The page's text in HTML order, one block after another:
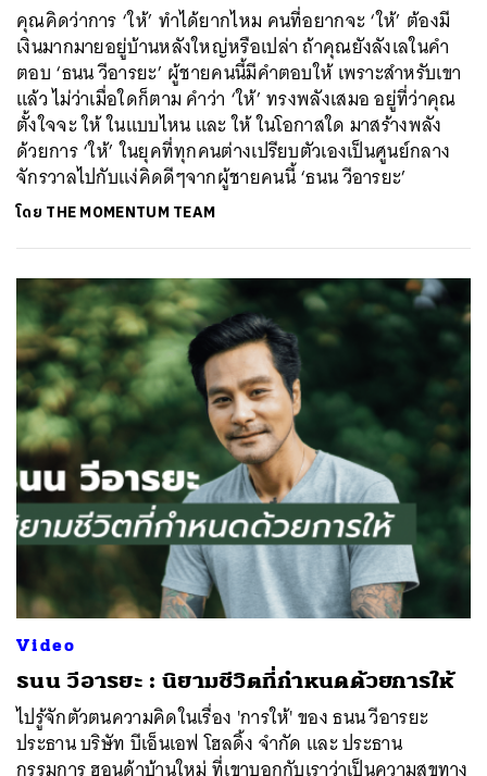
คุณคิดว่าการ ‘ให้’ ทำได้ยากไหม คนที่อยากจะ ‘ให้’ ต้องมี
เงินมากมายอยู่บ้านหลังใหญ่หรือเปล่า ถ้าคุณยังลังเลในคำ
ตอบ ‘ธนน วีอารยะ’ ผู้ชายคนนี้มีคำตอบให้ เพราะสำหรับเขา
แล้ว ไม่ว่าเมื่อใดก็ตาม คำว่า ‘ให้’ ทรงพลังเสมอ อยู่ที่ว่าคุณ
ตั้งใจจะ ให้ ในแบบไหน และ ให้ ในโอกาสใด มาสร้างพลัง
ด้วยการ ‘ให้’ ในยุคที่ทุกคนต่างเปรียบตัวเองเป็นศูนย์กลาง
จักรวาลไปกับแง่คิดดีๆจากผู้ชายคนนี้ ‘ธนน วีอารยะ’
โดย THE MOMENTUM TEAM
Video
ธนน วีอารยะ : นิยามชีวิตที่กำหนดด้วยการให้
ไปรู้จักตัวตนความคิดในเรื่อง 'การให้' ของ ธนน วีอารยะ
ประธาน บริษัท บีเอ็นเอฟ โฮลดิ้ง จำกัด และ ประธาน
กรรมการ ฮอนด้าบ้านใหม่ ที่เขาบอกกับเราว่าเป็นความสุขทาง
ค้นหา
SHARE TWEET LINE EMAIL